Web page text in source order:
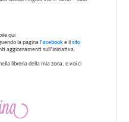
qui
la pagina Facebook e il sito
aggiornamenti sull’iniziativa.
libreria della mia zona, e voi ci